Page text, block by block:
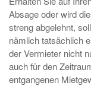
Absage oder wird
streng abgelehnt,
nämlich tatsächlich
der Vermieter nicht
auch für den
entgangenen